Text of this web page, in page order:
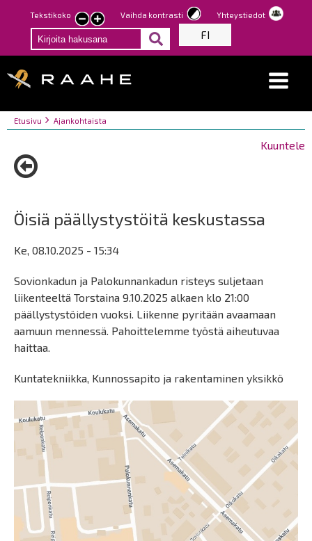
Hyppää
pääsisältöön
Tekstikoko
Pienennä
tekstin
kokoa
Suurenna
tekstin
kokoa
Vaihda kontrasti Yhteystiedot
FI
Breadcrumbs
You
here:
Etusivu Ajankohtaista
Kuuntele
Öisiä päällystystöitä keskustassa
Ke, 08.10.2025 - 15:34
Sovionkadun ja Palokunnankadun risteys suljetaan
liikenteeltä Torstaina 9.10.2025 alkaen klo 21:00
päällystystöiden vuoksi. Liikenne pyritään avaamaan
aamuun mennessä. Pahoittelemme työstä aiheutuvaa
haittaa.
Kuntatekniikka, Kunnossapito ja rakentaminen yksikkö